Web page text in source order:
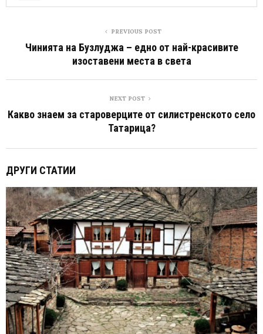
PREVIOUS POST
Чинията на Бузлуджа – едно от най-красивите
изоставени места в света
NEXT POST
Какво знаем за староверците от силистренското село
Татарица?
ДРУГИ СТАТИИ